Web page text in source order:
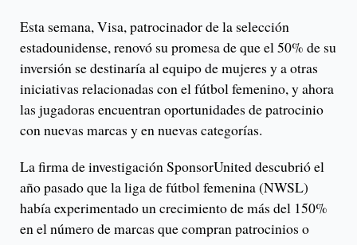
Esta semana, Visa, patrocinador de la selección
estadounidense, renovó su promesa de que el 50% de su
inversión se destinaría al equipo de mujeres y a otras
iniciativas relacionadas con el fútbol femenino, y ahora
las jugadoras encuentran oportunidades de patrocinio
con nuevas marcas y en nuevas categorías.
La firma de investigación SponsorUnited descubrió el
año pasado que la liga de fútbol femenina (NWSL)
había experimentado un crecimiento de más del 150%
en el número de marcas que compran patrocinios o